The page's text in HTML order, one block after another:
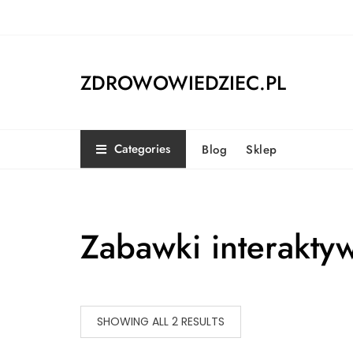
ZDROWOWIEDZIEC.PL
Categories Blog Sklep
Zabawki
SHOWING ALL 2 RESULTS